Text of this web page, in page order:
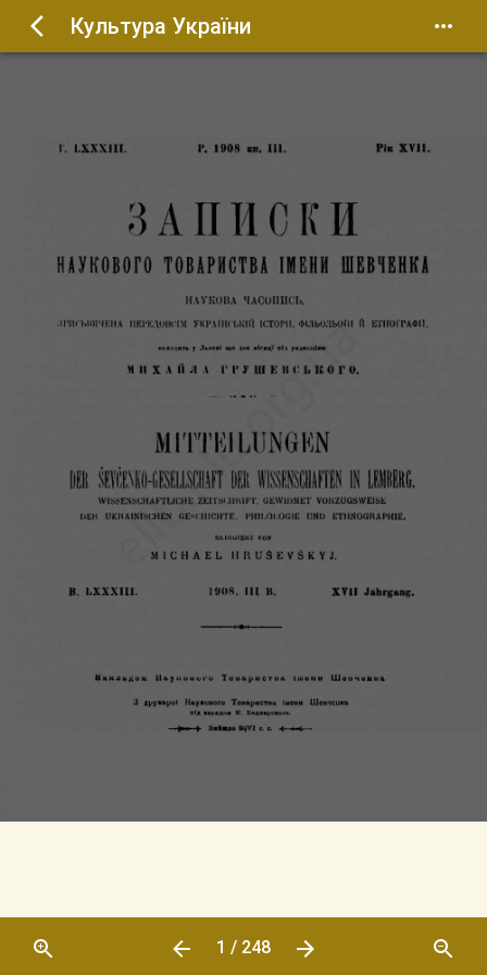
Культура України
1 / 248